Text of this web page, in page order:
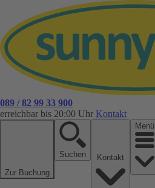
089 / 82 99 33 900
erreichbar bis 20:00 Uhr Kontakt
Zur Buchung
Suchen
Menü